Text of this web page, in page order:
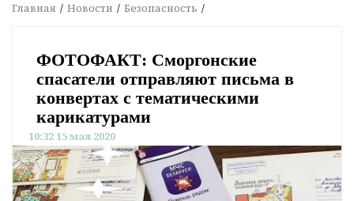
Главная Новости Безопасность
ФОТОФАКТ: Сморгонские
спасатели отправляют письма в
конвертах с тематическими
карикатурами
10:32 15 мая 2020